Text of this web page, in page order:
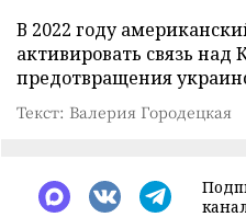
В 2022 году
активировать связь
предотвращения
Текст: Валерия Городецкая